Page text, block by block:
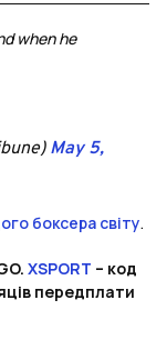
when he
May 5,
боксера світу.
XSPORT – код
передплати